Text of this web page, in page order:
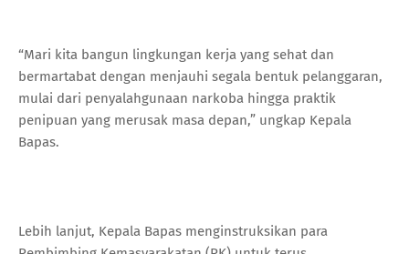
“Mari kita bangun lingkungan kerja yang sehat dan
bermartabat dengan menjauhi segala bentuk pelanggaran,
mulai dari penyalahgunaan narkoba hingga praktik
penipuan yang merusak masa depan,” ungkap Kepala
Bapas.
Lebih lanjut, Kepala Bapas menginstruksikan para